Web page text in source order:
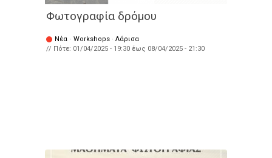
Φωτογραφία δρόμου
Νέα · Workshops · Λάρισα
// Πότε: 01/04/2025 - 19:30 έως 08/04/2025 - 21:30